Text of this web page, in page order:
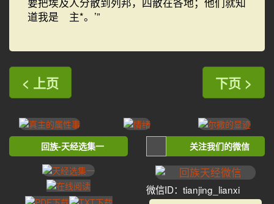
道我是 主*。’”
< 上页 下页 >
回族-天经选集一 关注我们的微信
微信ID：tianjing_lianxi